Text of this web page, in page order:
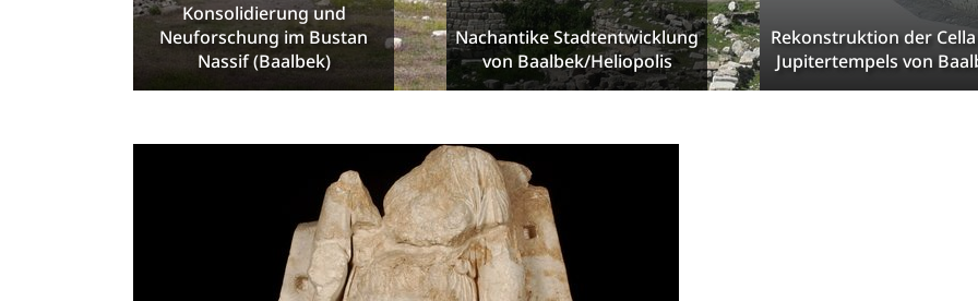
Konsolidierung und
Neuforschung im Bustan
Nassif (Baalbek)
Nachantike Stadtentwicklung
von Baalbek/Heliopolis
Rekonstruktion der
Jupitertempels von